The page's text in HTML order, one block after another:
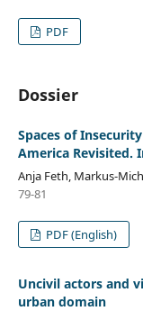
PDF
Dossier
Spaces of
America Revisited.
Anja Feth, Markus-
79-81
PDF (English)
Uncivil actors and
urban domain